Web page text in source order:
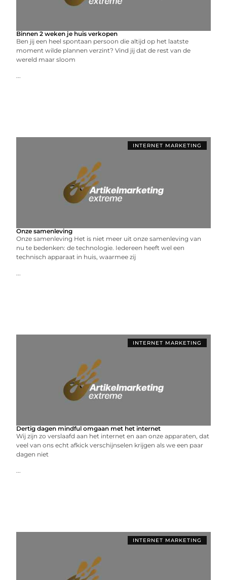
Binnen 2 weken je huis verkopen
Ben jij een heel spontaan persoon die altijd op het laatste
moment wilde plannen verzint? Vind jij dat de rest van de
wereld maar sloom
...
INTERNET MARKETING
Onze samenleving
Onze samenleving Het is niet meer uit onze samenleving van
nu te bedenken: de technologie. Iedereen heeft wel een
technisch apparaat in huis, waarmee zij
...
INTERNET MARKETING
Dertig dagen mindful omgaan met het internet
Wij zijn zo verslaafd aan het internet en aan onze apparaten, dat
veel van ons echt afkick verschijnselen krijgen als we een paar
dagen niet
...
INTERNET MARKETING